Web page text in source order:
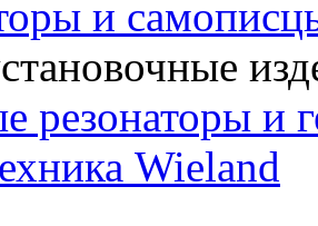
и
резонаторы и
Wieland